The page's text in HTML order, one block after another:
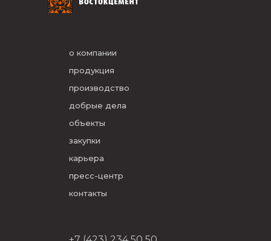
о компании
продукция
производство
добрые дела
объекты
закупки
карьера
пресс-центр
контакты